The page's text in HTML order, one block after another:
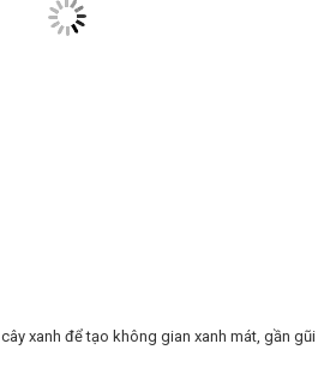
xanh để tạo không gian xanh mát, gần gũi